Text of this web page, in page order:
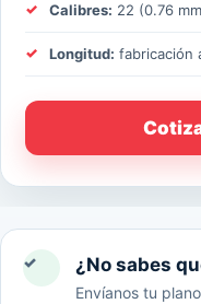
Calibres: 22 (0.76
Longitud: fabricación
✓ ¿No sabes
Envíanos tu